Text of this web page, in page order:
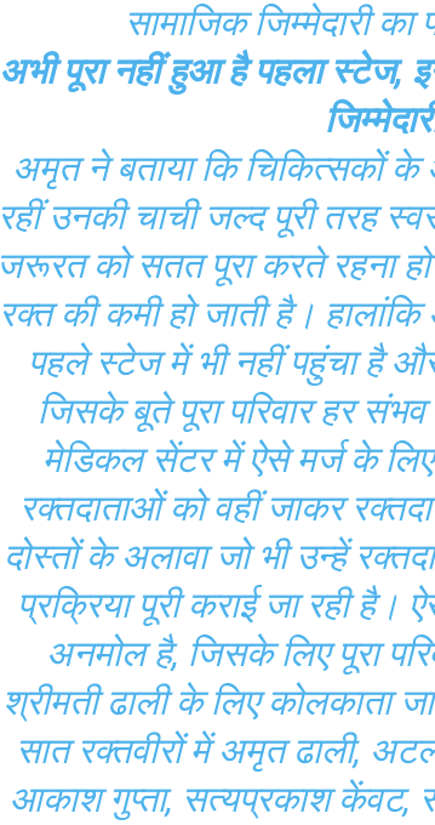
सामाजिक जिम्मेदारी
अभी पूरा नहीं हुआ है पहला स्टेज,
अमृत ने बताया कि चिकित्सकों
रहीं उनकी चाची जल्द पूरी तरह
जरूरत को सतत पूरा करते रहना
रक्त की कमी हो जाती है।
पहले स्टेज में भी नहीं पहुंचा है
जिसके बूते पूरा परिवार हर
मेडिकल सेंटर में ऐसे मर्ज के
रक्तदाताओं को वहीं जाकर
दोस्तों के अलावा जो भी उन्हें
प्रक्रिया पूरी कराई जा रही है।
अनमोल है, जिसके लिए पूरा
श्रीमती ढाली के लिए कोलकाता
सात रक्तवीरों में अमृत ढाली,
आकाश गुप्ता, सत्यप्रकाश केंवट,